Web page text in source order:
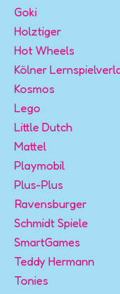
Goki
Holztiger
Hot Wheels
Kölner
Kosmos
Lego
Little Dutch
Mattel
Playmobil
Plus-Plus
Ravensburger
Schmidt Spiele
SmartGames
Teddy Hermann
Tonies